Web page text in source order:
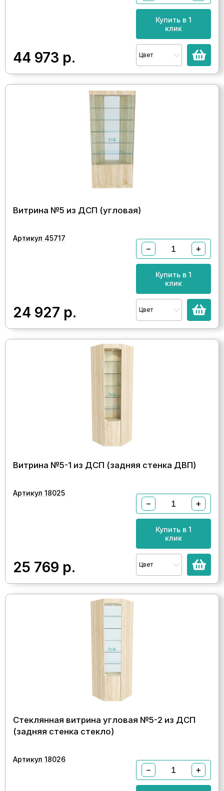
44 973 р.
Купить в 1
клик
Цвет
Витрина №5 из ДСП (угловая)
Артикул 45717
24 927 р.
− +
Купить в 1
клик
Цвет
Витрина №5-1 из ДСП (задняя стенка ДВП)
Артикул 18025
25 769 р.
− +
Купить в 1
клик
Цвет
Стеклянная витрина угловая №5-2 из ДСП
(задняя стенка стекло)
Артикул 18026
− +